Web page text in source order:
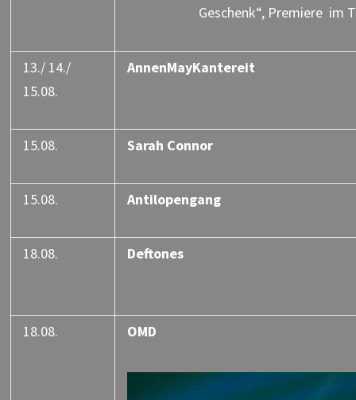
Geschenk“, Premiere im
13./ 14./
15.08.
AnnenMayKantereit
15.08. Sarah Connor
15.08. Antilopengang
18.08. Deftones
18.08. OMD